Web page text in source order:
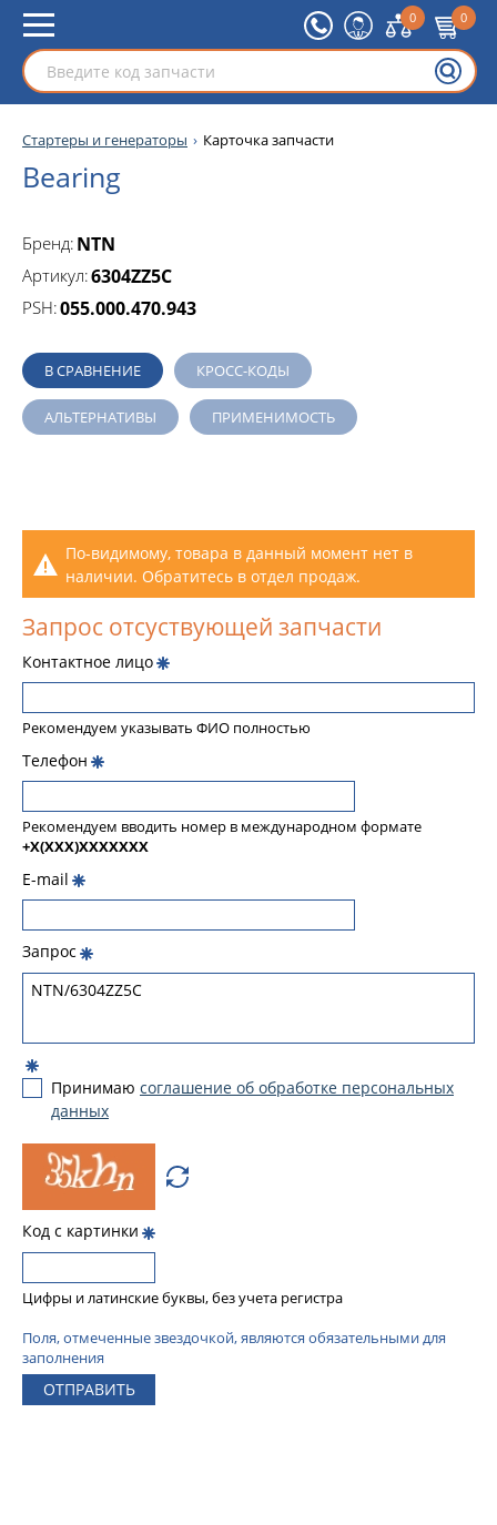
0 0
Стартеры и генераторы Карточка запчасти
Bearing
Бренд: NTN
Артикул:6304ZZ5C
PSH:055.000.470.943
В СРАВНЕНИЕ КРОСС-КОДЫ
АЛЬТЕРНАТИВЫ ПРИМЕНИМОСТЬ
По-видимому, товара в данный момент нет в
наличии. Обратитесь в отдел продаж.
Запрос отсуствующей запчасти
Контактное лицо
Рекомендуем указывать ФИО полностью
Телефон
Рекомендуем вводить номер в международном формате
+X(XXX)XXXXXXX
E-mail
Запрос
Принимаю соглашение об обработке персональных
данных
Код с картинки
Цифры и латинские буквы, без учета регистра
Поля, отмеченные звездочкой, являются обязательными для
заполнения
ОТПРАВИТЬ